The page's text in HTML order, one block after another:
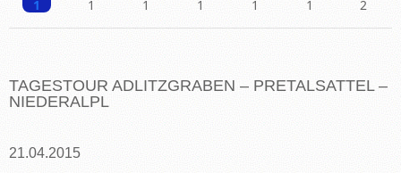
TAGESTOUR ADLITZGRABEN – PRETALSATTEL –
NIEDERALPL
21.04.2015